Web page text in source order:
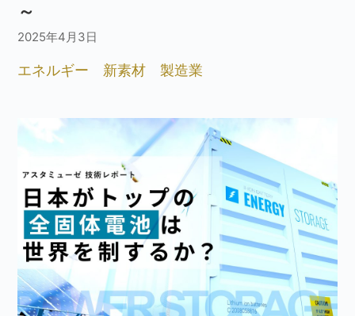
～
2025年4月3日
エネルギー 新素材 製造業